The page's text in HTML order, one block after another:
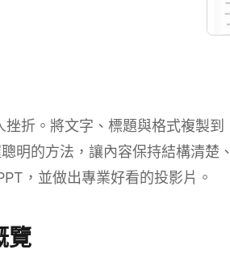
折。將文字、標題與格式複製到
明的方法，讓內容保持結構清楚、
，並做出專業好看的投影片。
覽